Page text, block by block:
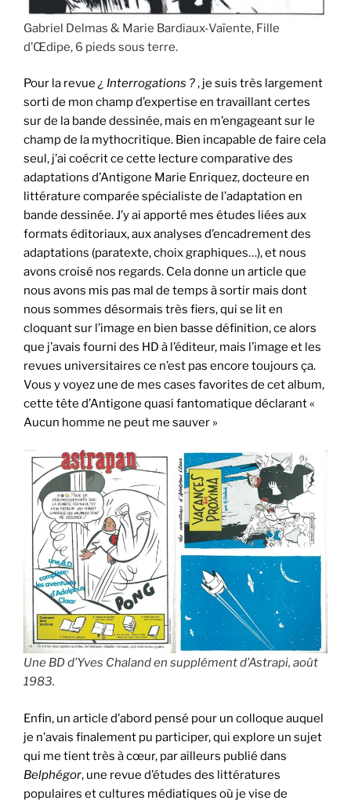
Gabriel Delmas & Marie Bardiaux-Vaïente, Fille
d’Œdipe, 6 pieds sous terre.
Pour la revue ¿ Interrogations ?, je suis très largement
sorti de mon champ d’expertise en travaillant certes
sur de la bande dessinée, mais en m’engageant sur le
champ de la mythocritique. Bien incapable de faire cela
seul, j’ai coécrit ce cette lecture comparative des
adaptations d’Antigone Marie Enriquez, docteure en
littérature comparée spécialiste de l’adaptation en
bande dessinée. J’y ai apporté mes études liées aux
formats éditoriaux, aux analyses d’encadrement des
adaptations (paratexte, choix graphiques…), et nous
avons croisé nos regards. Cela donne un article que
nous avons mis pas mal de temps à sortir mais dont
nous sommes désormais très fiers, qui se lit en
cloquant sur l’image en bien basse définition, ce alors
que j’avais fourni des HD à l’éditeur, mais l’image et les
revues universitaires ce n’est pas encore toujours ça.
Vous y voyez une de mes cases favorites de cet album,
cette tête d’Antigone quasi fantomatique déclarant «
Aucun homme ne peut me sauver »
Une BD d’Yves Chaland en supplément d’Astrapi, août
1983.
Enfin, un article d’abord pensé pour un colloque auquel
je n’avais finalement pu participer, qui explore un sujet
qui me tient très à cœur, par ailleurs publié dans
Belphégor, une revue d’études des littératures
populaires et cultures médiatiques où je vise de